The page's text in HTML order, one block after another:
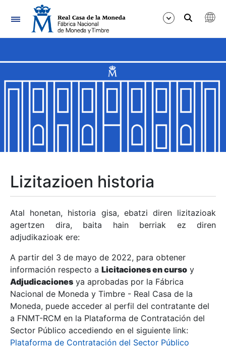
Nabigazioa
Erakutsi/Ezkutatu
Erakutsi/Ezkutatu
Erakutsi/Ezkutatu
Erakutsi/Ezkutatu
Erakutsi/Ezkutatu
Erakutsi/Ezkutatu
Erakutsi/Ezkutatu
Lizitazioen historia
Atal honetan, historia gisa, ebatzi diren lizitazioak
agertzen dira, baita hain berriak ez diren
adjudikazioak ere:
A partir del 3 de mayo de 2022, para obtener
información respecto a Licitaciones en curso y
Adjudicaciones ya aprobadas por la Fábrica
Nacional de Moneda y Timbre - Real Casa de la
Moneda, puede acceder al perfil del contratante del
a FNMT-RCM en la Plataforma de Contratación del
Sector Público accediendo en el siguiente link:
Plataforma de Contratación del Sector Público